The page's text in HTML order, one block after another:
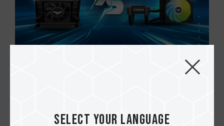
Select your language